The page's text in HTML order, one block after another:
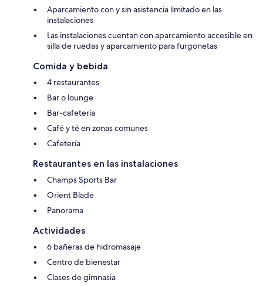
Aparcamiento con y sin asistencia limitado en las
instalaciones
Las instalaciones cuentan con aparcamiento accesible en
silla de ruedas y aparcamiento para furgonetas
Comida y bebida
4 restaurantes
Bar o lounge
Bar-cafetería
Café y té en zonas comunes
Cafetería
Restaurantes en las instalaciones
Champs Sports Bar
Orient Blade
Panorama
Actividades
6 bañeras de hidromasaje
Centro de bienestar
Clases de gimnasia